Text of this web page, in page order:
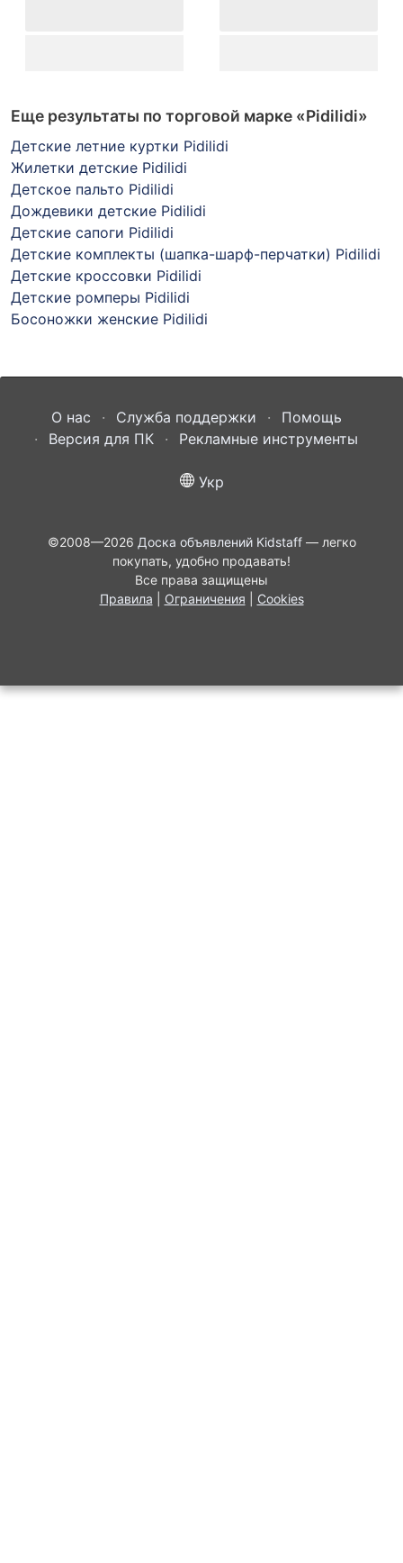
Еще результаты по торговой марке «Pidilidi»
Детские летние куртки Pidilidi
Жилетки детские Pidilidi
Детское пальто Pidilidi
Дождевики детские Pidilidi
Детские сапоги Pidilidi
Детские комплекты (шапка-шарф-перчатки) Pidilidi
Детские кроссовки Pidilidi
Детские ромперы Pidilidi
Босоножки женские Pidilidi
О нас Служба поддержки
Помощь
Версия для ПК
Рекламные инструменты
Укр
©2008—2026 Доска объявлений Kidstaff— легко
покупать, удобно продавать!
Все права защищены
Правила
Ограничения Cookies